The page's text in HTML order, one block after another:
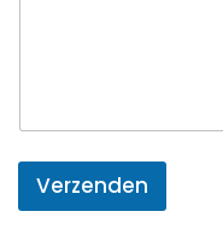
E
m
Verzenden